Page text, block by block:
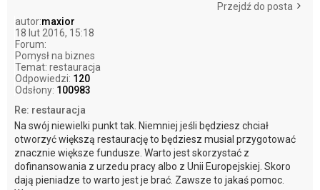
Przejdź do posta
autor:maxior
18 lut 2016, 15:18
Forum:
Pomysł na biznes
Temat: restauracja
Odpowiedzi: 120
Odsłony: 100983
Re: restauracja
Na swój niewielki punkt tak. Niemniej jeśli będziesz chciał
otworzyć większą restaurację to będziesz musial przygotować
znacznie większe fundusze. Warto jest skorzystać z
dofinansowania z urzedu pracy albo z Unii Europejskiej. Skoro
dają pieniadze to warto jest je brać. Zawsze to jakaś pomoc.